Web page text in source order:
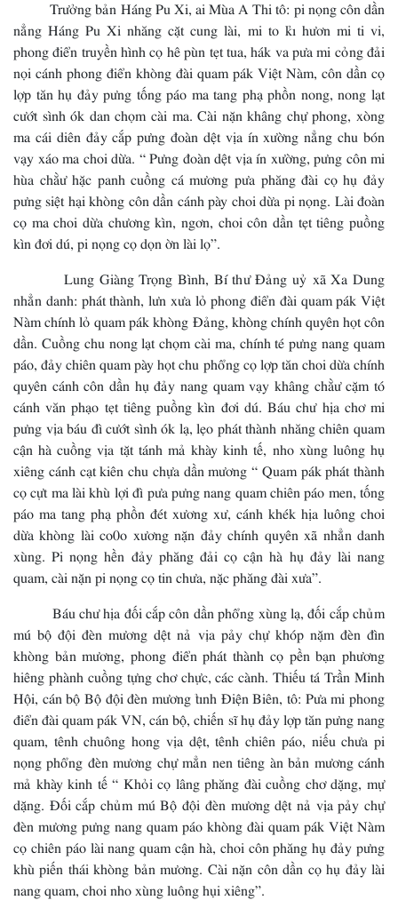
Trưởng bản Háng Pu Xi, ai Mùa A Thi tô: pi nọng côn dần
nẳng Háng Pu Xi nhăng cặt cung lài, mi to kỉ hươn mi ti vi,
phong điển truyền hình cọ hê pùn tẹt tua, hák va pưa mi cỏng đải
nọi cánh phong điển khòng đài quam pák Việt Nàm, côn dần cọ
lợp tăn hụ đảy pưng tống páo ma tang phạ phồn nong, nong lạt
cướt sình ók dan chọm cài ma. Cài nặn khâng chự phong, xòng
ma cái diên đảy cắp pưng đoàn dệt vịa ín xường nẳng chu bón
vạy xáo ma choi dừa. “ Pưng đoàn dệt vịa ín xường, pưng côn mi
hùa chằư hặc panh cuồng cá mương pưa phăng đài cọ hụ đảy
pưng siệt hại khòng côn dần cánh pày choi dừa pi nọng. Lài đoàn
cọ ma choi dừa chương kìn, ngơn, choi côn dần tẹt tiêng puồng
kìn đơi dú, pi nọng cọ dọn ờn lài lọ”.
Lung Giàng Trọng Bình, Bí thư Đảng uỷ xã Xa Dung
nhẳn danh: phát thành, lưn xưa lỏ phong điển đài quam pák Việt
Nàm chính lỏ quam pák khòng Đảng, khòng chính quyên họt côn
dần. Cuồng chu nong lạt chọm cài ma, chính té pưng nang quam
páo, đảy chiên quam pày họt chu phổng cọ lợp tăn choi dừa chính
quyên cánh côn dần hụ đảy nang quam vạy khâng chằư cặm tó
cánh văn phạo tẹt tiêng puồng kìn đơi dú. Báu chư hịa chơ mi
pưng vịa báu đì cướt sình ók lạ, lẹo phát thành nhăng chiên quam
cận hà cuồng vịa tặt tánh mả khày kinh tế, nho xùng luông hụ
xiêng cánh cạt kiên chu chựa dần mương “ Quam pák phát thành
cọ cựt ma lài khù lợi đì pưa pưng nang quam chiên páo men, tống
páo ma tang phạ phồn đét xương xư, cánh khék hịa luông choi
dừa khòng lài co0o xương nặn đảy chính quyên xã nhẳn danh
xùng. Pi nọng hền đảy phăng đải cọ cận hà hụ đảy lài nang
quam, cài nặn pi nọng cọ tin chưa, nặc phăng đài xưa”.
Báu chư hịa đối cắp côn dần phổng xùng lạ, đối cắp chủm
mú bộ đội đèn mương dệt nả vịa pảy chự khóp nặm đèn đìn
khòng bản mương, phong điển phát thành cọ pền bạn phương
hiêng phành cuồng tựng chơ chực, các cành. Thiếu tá Trần Minh
Hội, cán bộ Bộ đội đèn mương tỉnh Điện Biên, tô: Pưa mi phong
điển đài quam pák VN, cán bộ, chiến sĩ hụ đảy lợp tăn pưng nang
quam, tênh chuông hong vịa dệt, tênh chiên páo, niếu chưa pi
nọng phổng đèn mương chự mẳn nen tiêng àn bản mương cánh
mả khày kinh tế “ Khỏi cọ lâng phăng đài cuồng chơ dặng, mự
dặng. Đối cắp chủm mú Bộ đội đèn mương dệt nả vịa pảy chự
đèn mương pưng nang quam páo khòng đài quam pák Việt Nàm
cọ chiên páo lài nang quam cận hà, choi côn phăng hụ đảy pưng
khù piến thái khòng bản mương. Cài nặn côn dần cọ hụ đảy lài
nang quam, choi nho xùng luông hụi xiêng”.